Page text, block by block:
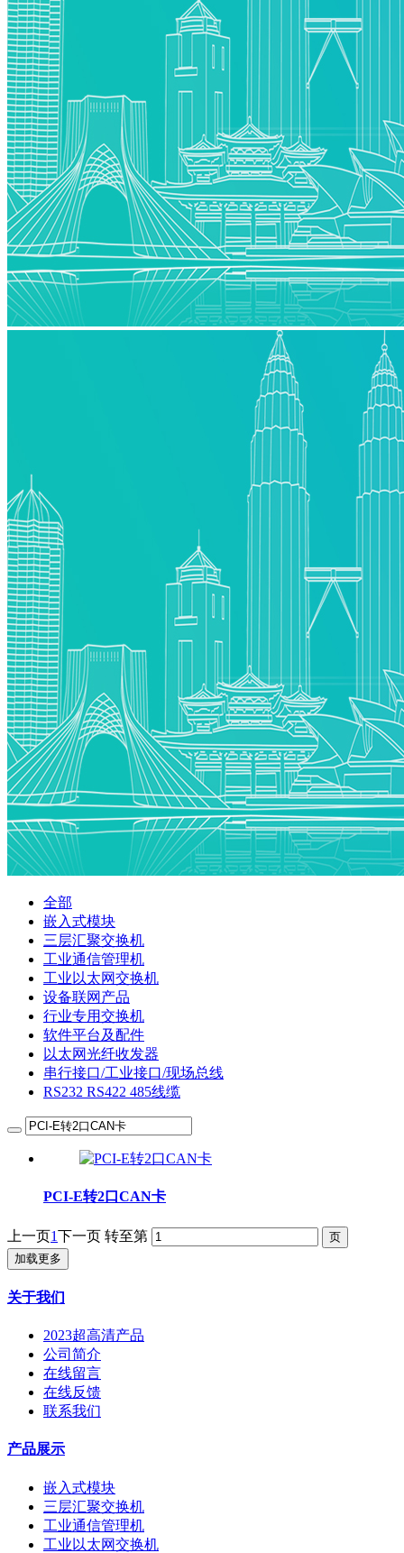
全部
嵌入式模块
三层汇聚交换机
工业通信管理机
工业以太网交换机
设备联网产品
行业专用交换机
软件平台及配件
以太网光纤收发器
串行接口/工业接口/现场总线
RS232 RS422 485线缆
PCI-E转2口CAN卡
上一页1下一页 转至第
加载更多
关于我们
2023超高清产品
公司简介
在线留言
在线反馈
联系我们
产品展示
嵌入式模块
三层汇聚交换机
工业通信管理机
工业以太网交换机